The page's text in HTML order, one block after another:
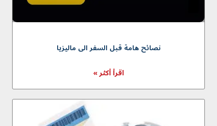
نصائح هامة قبل السفر الى ماليزيا
اقرأ أكثر »